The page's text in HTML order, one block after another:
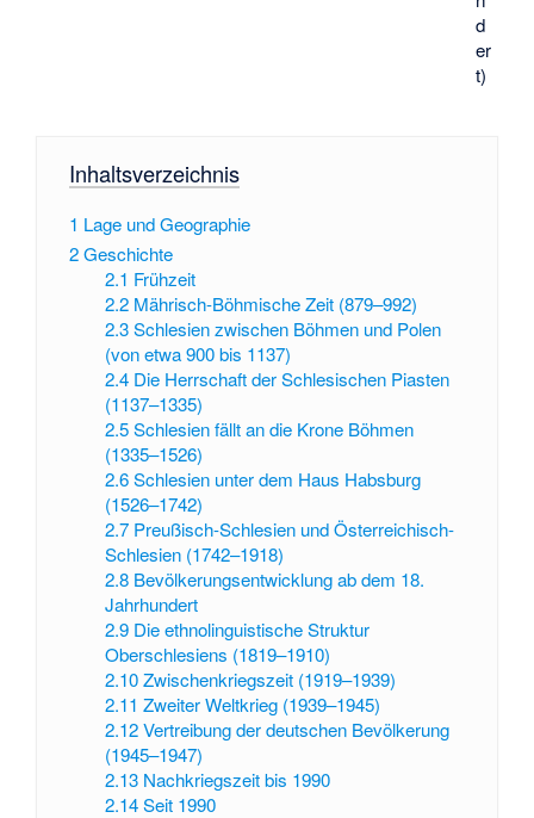
d
er
t)
Inhaltsverzeichnis
1 Lage und Geographie
2Geschichte
2.1 Frühzeit
2.2 Mährisch-Böhmische Zeit (879–992)
2.3 Schlesien zwischen Böhmen und Polen
(von etwa 900 bis 1137)
2.4 Die Herrschaft der Schlesischen Piasten
(1137–1335)
2.5 Schlesien fällt an die Krone Böhmen
(1335–1526)
2.6 Schlesien unter dem Haus Habsburg
(1526–1742)
2.7 Preußisch-Schlesien und Österreichisch-
Schlesien (1742–1918)
2.8 Bevölkerungsentwicklung ab dem 18.
Jahrhundert
2.9 Die ethnolinguistische Struktur
Oberschlesiens (1819–1910)
2.10 Zwischenkriegszeit (1919–1939)
2.11 Zweiter Weltkrieg (1939–1945)
2.12 Vertreibung der deutschen Bevölkerung
(1945–1947)
2.13 Nachkriegszeit bis 1990
2.14 Seit 1990